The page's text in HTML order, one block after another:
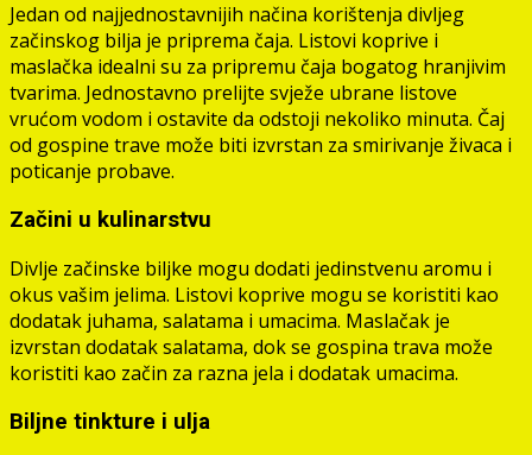
Jedan od najjednostavnijih načina korištenja divljeg
začinskog bilja je priprema čaja. Listovi koprive i
maslačka idealni su za pripremu čaja bogatog hranjivim
tvarima. Jednostavno prelijte svježe ubrane listove
vrućom vodom i ostavite da odstoji nekoliko minuta. Čaj
od gospine trave može biti izvrstan za smirivanje živaca i
poticanje probave.
Začini u kulinarstvu
Divlje začinske biljke mogu dodati jedinstvenu aromu i
okus vašim jelima. Listovi koprive mogu se koristiti kao
dodatak juhama, salatama i umacima. Maslačak je
izvrstan dodatak salatama, dok se gospina trava može
koristiti kao začin za razna jela i dodatak umacima.
Biljne tinkture i ulja